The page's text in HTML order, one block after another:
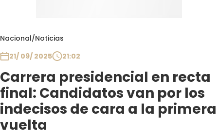
Nacional/Noticias
21/ 09/ 2025
21:02
Carrera presidencial en recta
final: Candidatos van por los
indecisos de cara a la primera
vuelta